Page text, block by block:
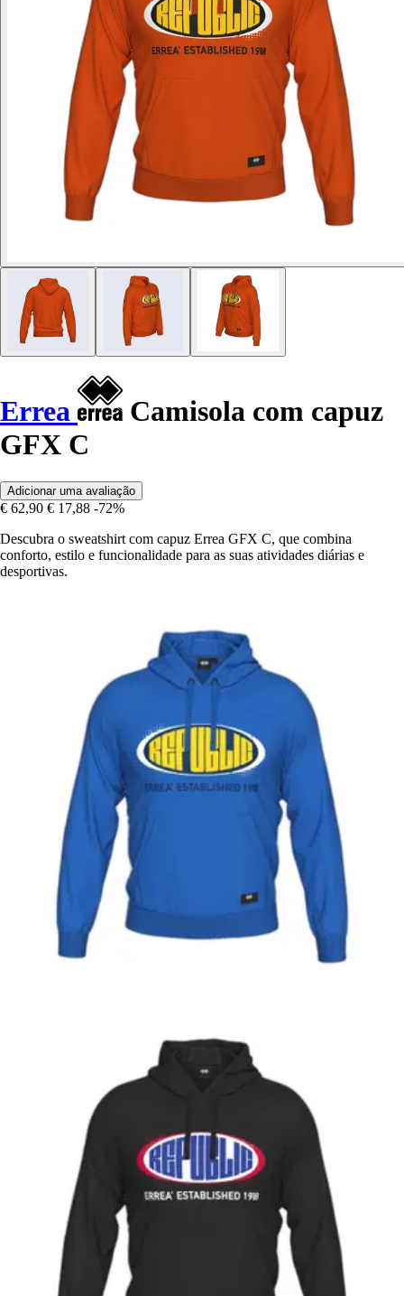
Errea
Camisola com capuz
GFX C
Adicionar uma avaliação
€ 62,90 € 17,88 -72%
Descubra o sweatshirt com capuz Errea GFX C, que combina
conforto, estilo e funcionalidade para as suas atividades diárias e
desportivas.